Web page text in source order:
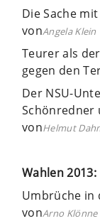
Die Sache
vonAngela Klein
Teurer als
gegen den
Der NSU-
Schönredner
vonHelmut
Wahlen 2013:
Umbrüche in
vonArno Klönne